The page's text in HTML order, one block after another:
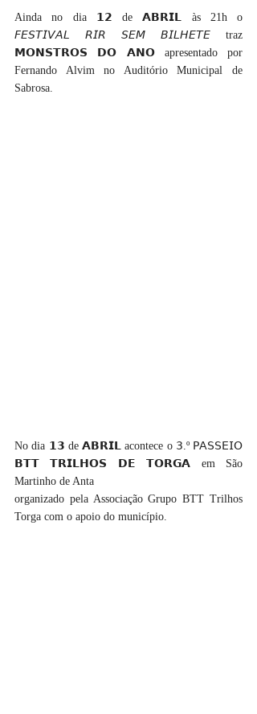
Ainda no dia 𝟭𝟮 de 𝗔𝗕𝗥𝗜𝗟 às 21h o
𝘍𝘌𝘚𝘛𝘐𝘝𝘈𝘓 𝘙𝘐𝘙 𝘚𝘌𝘔 𝘉𝘐𝘓𝘏𝘌𝘛𝘌 traz
𝗠𝗢𝗡𝗦𝗧𝗥𝗢𝗦 𝗗𝗢 𝗔𝗡𝗢 apresentado por
Fernando Alvim no Auditório Municipal de
Sabrosa.
No dia 𝟭𝟯 de 𝗔𝗕𝗥𝗜𝗟 acontece o 𝟥.º 𝖯𝖠𝖲𝖲𝖤𝖨𝖮
𝗕𝗧𝗧 𝗧𝗥𝗜𝗟𝗛𝗢𝗦 𝗗𝗘 𝗧𝗢𝗥𝗚𝗔 em São
Martinho de Anta
organizado pela Associação Grupo BTT Trilhos
Torga com o apoio do município.